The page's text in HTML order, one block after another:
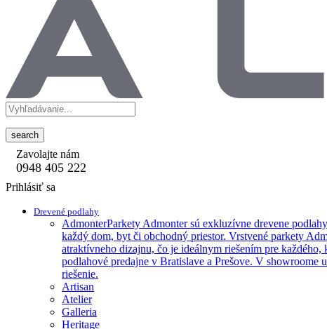
search
Zavolajte nám
0948 405 222
Prihlásiť sa
Drevené podlahy
AdmonterParkety Admonter sú exkluzívne drevene
každý dom, byt či obchodný priestor. Vrstvené parkety
atraktívneho dizajnu, čo je ideálnym riešením pre
podlahové predajne v Bratislave a Prešove. V
riešenie.
Artisan
Atelier
Galleria
Heritage